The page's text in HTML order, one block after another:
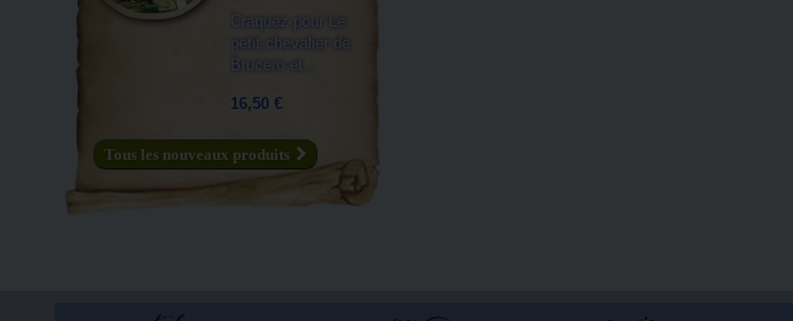
Craquez pour Le
petit chevalier de
Brucero et...
16,50 €
Tous les nouveaux produits